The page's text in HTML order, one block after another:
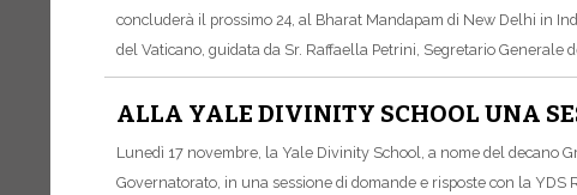
concluderà il prossimo 24, al Bharat Mandapam di New Delhi in
del Vaticano, guidata da Sr. Raffaella Petrini, Segretario Generale
ALLA YALE DIVINITY SCHOOL UNA
Lunedì 17 novembre, la Yale Divinity School, a nome del decano
Governatorato, in una sessione di domande e risposte con la YDS